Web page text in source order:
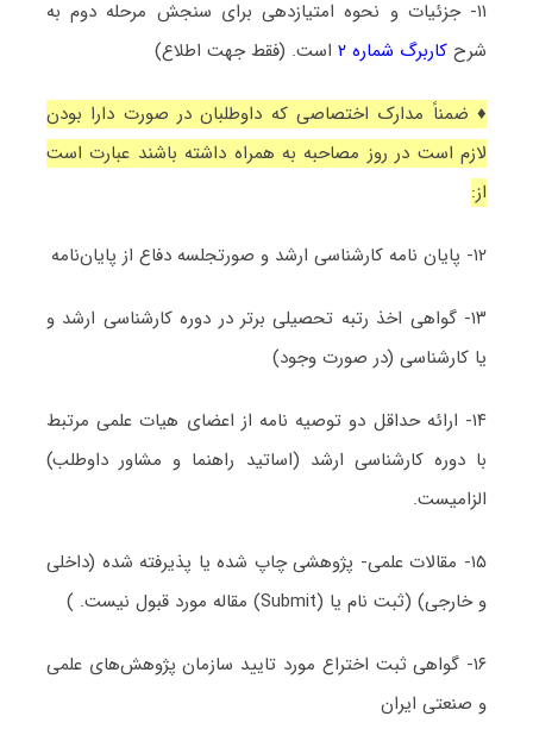
۱۱- جزئیات و نحوه امتیازدهی برای سنجش مرحله دوم به
شرحکاربرگ شماره ۲ است. (فقط جهت اطلاع)
♦ ضمناً مدارک اختصاصی که داوطلبان در صورت دارا بودن
لازم است در روز مصاحبه به همراه داشته باشند عبارت است
از:
۱۲- پایان نامه کارشناسی ارشد و صورتجلسه دفاع از پایان‌نامه
۱۳- گواهی اخذ رتبه تحصیلی برتر در دوره کارشناسی ارشد و
یا کارشناسی (در صورت وجود)
۱۴- ارائه حداقل دو توصیه نامه از اعضای هیات علمی مرتبط
با دوره کارشناسی ارشد (اساتید راهنما و مشاور داوطلب)
الزامیست.
۱۵- مقالات علمی- پژوهشی چاپ شده یا پذیرفته شده (داخلی
و خارجی) (ثبت نام یا (Submit) مقاله مورد قبول نیست. )
۱۶- گواهی ثبت اختراع مورد تایید سازمان پژوهش‌های علمی
و صنعتی ایران